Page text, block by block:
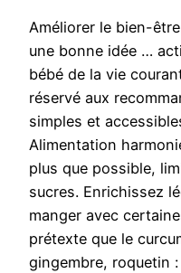
Améliorer le bien-
une bonne idée …
bébé de la vie
réservé aux
simples et
Alimentation
plus que possible,
sucres. Enrichissez
manger avec
prétexte que le
gingembre, roquetin